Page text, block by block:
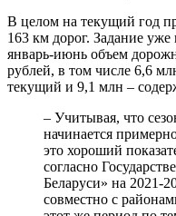
В целом на текущий год
163 км дорог. Задание
январь-июнь объем
рублей, в том числе 6,6
текущий и 9,1 млн –
– Учитывая, что
начинается
это хороший
согласно
Беларуси» на 2021-
совместно с